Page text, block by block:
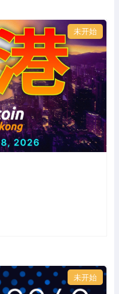
未开始
未开始